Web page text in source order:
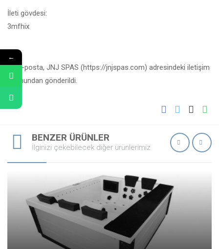
İleti gövdesi:
3mfhix
Bu e-posta, JNJ SPAS (https://jnjspas.com) adresindeki iletişim
formundan gönderildi.
BENZER ÜRÜNLER
İlginizi çekebilecek diğer ürünlerimiz
←